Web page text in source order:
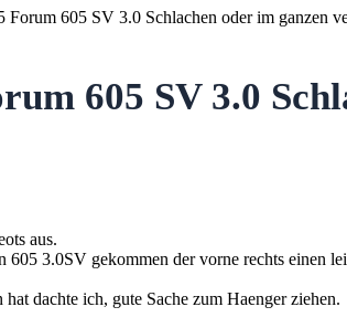
Forum 605 SV 3.0 Schlachen oder im ganzen
605 SV 3.0
aus.
3.0SV gekommen der vorne rechts einen
dachte ich, gute Sache zum Haenger ziehen.